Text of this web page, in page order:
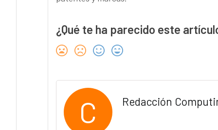
¿Qué te ha parecido este
C Redacción